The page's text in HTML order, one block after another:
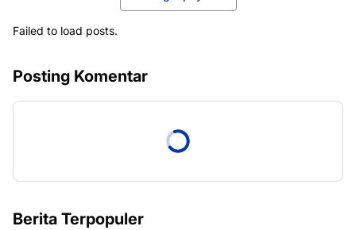
Failed to load posts.
Posting Komentar
Berita Terpopuler